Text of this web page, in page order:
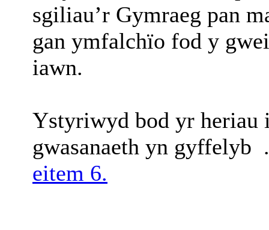
sgiliau’r Gymraeg pan
gan ymfalchïo fod y
iawn.
Ystyriwyd bod yr heriau
gwasanaeth yn
eitem 6.